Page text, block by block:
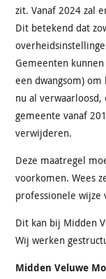
zit. Vanaf 2024 zal
Dit betekend dat
Gemeenten
een dwangsom)
nu al verwaarloosd,
gemeente vanaf
verwijderen.
Deze maatregel
voorkomen. Wees
professionele wijze
Dit kan bij Midden
Wij werken
Midden Veluwe